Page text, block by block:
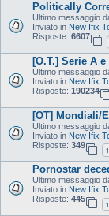
Politically
Ultimo messaggio
Inviato in New Ifix
Risposte: 6607
[O.T.] Serie A
Ultimo messaggio
Inviato in New Ifix
Risposte: 190234
[OT] Mondiali/
Ultimo messaggio
Inviato in New Ifix
Risposte: 349
1
Pornostar
Ultimo messaggio
Inviato in New Ifix
Risposte: 445
1